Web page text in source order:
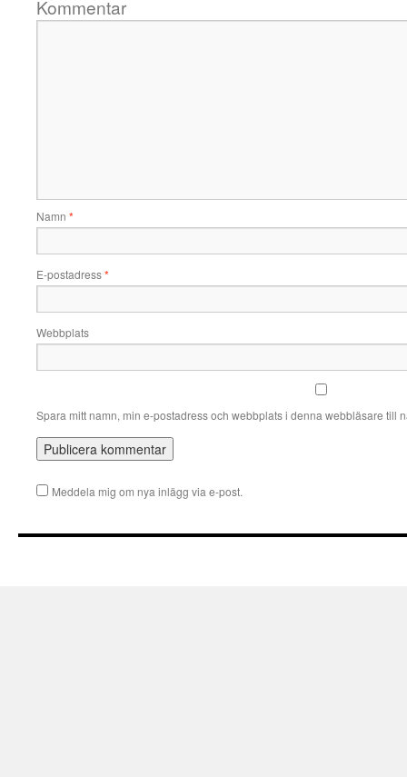
Kommentar
Namn *
E-postadress*
Webbplats
Spara mitt namn, min e-postadress och webbplats i denna webbläsare till
Meddela mig om nya inlägg via e-post.